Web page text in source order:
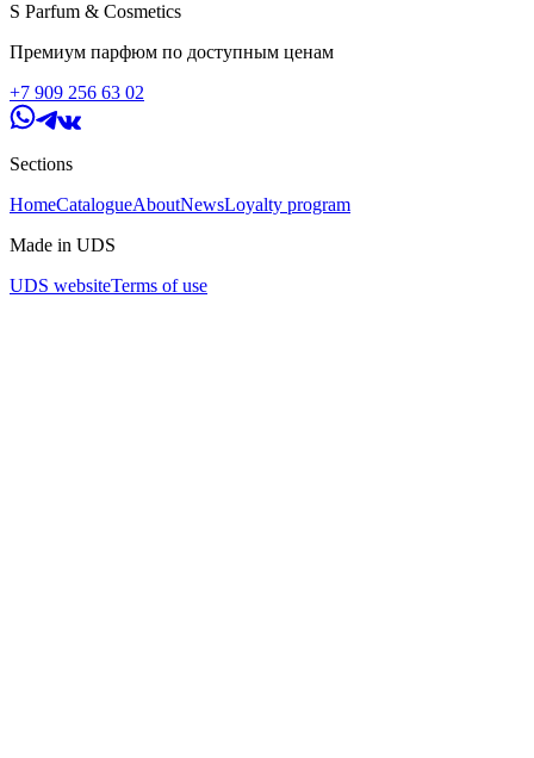
S Parfum & Cosmetics
Премиум парфюм по доступным ценам
+7 909 256 63 02
Sections
HomeCatalogueAboutNewsLoyalty program
Made in UDS
UDS websiteTerms of use